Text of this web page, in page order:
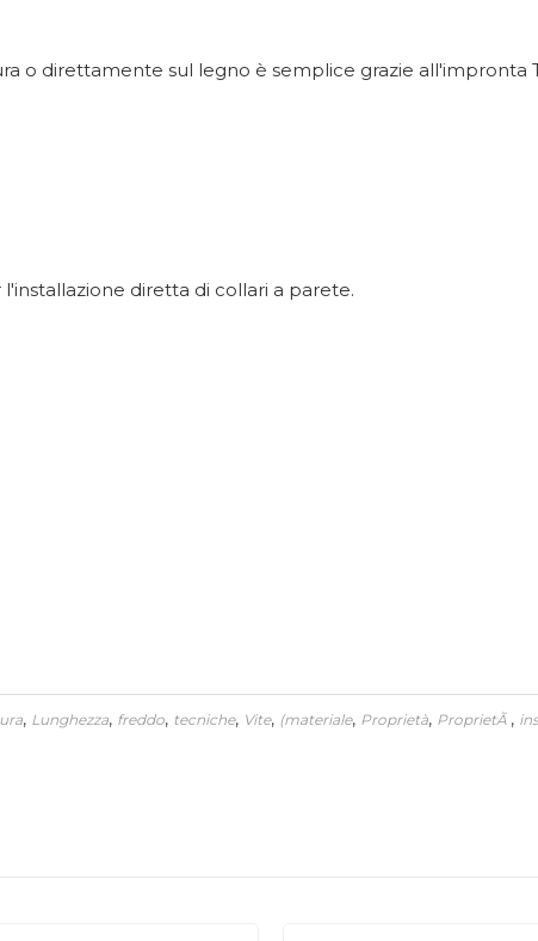
o direttamente sul legno è semplice grazie all'impronta
diretta di collari a parete.
, Lunghezza, freddo, tecniche, Vite, (materiale, Proprietà, ProprietÃ ,